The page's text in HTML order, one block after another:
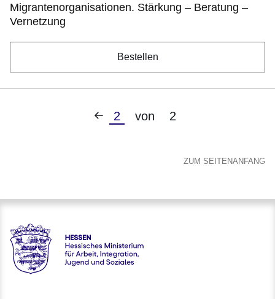
Migrantenorganisationen. Stärkung – Beratung –
Vernetzung
Bestellen
Vorherige
Aktuelle
2 von 2
ZUM SEITENANFANG
Hessen - Hessisches Ministerium für Arbeit, Integration,